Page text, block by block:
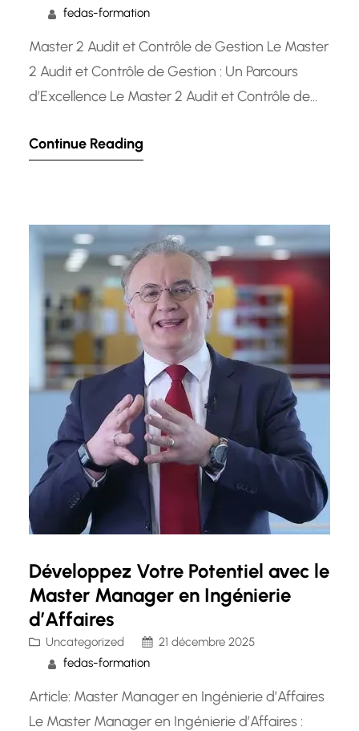
fedas-formation
Master 2 Audit et Contrôle de Gestion Le Master
2 Audit et Contrôle de Gestion : Un Parcours
d’Excellence Le Master 2 Audit et Contrôle de
spécialisé qui prépare les étudiants à des
académique…
Continue Reading
Développez Votre Potentiel avec le
Master Manager en Ingénierie
d’Affaires
Uncategorized
21 décembre 2025
fedas-formation
Article: Master Manager en Ingénierie d’Affaires
Le Master Manager en Ingénierie d’Affaires :